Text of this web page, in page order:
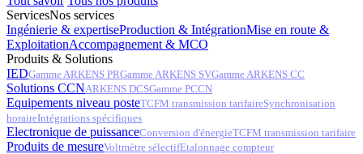
ServicesNos services
Ingénierie & expertiseProduction & IntégrationMise en route &
ExploitationAccompagnement & MCO
Produits & Solutions
IEDGamme ARKENS PRGamme ARKENS SVGamme ARKENS CC
Solutions CCNARKENS DCSGamme PCCN
Equipements niveau posteTCFM transmission tarifaireSynchronisation
horaireIntégrations spécifiques
Electronique de puissanceConversion d'énergieTCFM transmission tarifaire
Produits de mesureVoltmètre sélectifEtalonnage compteur